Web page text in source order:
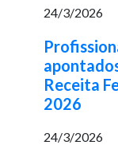
24/3/2026
Receita
2026
24/3/2026